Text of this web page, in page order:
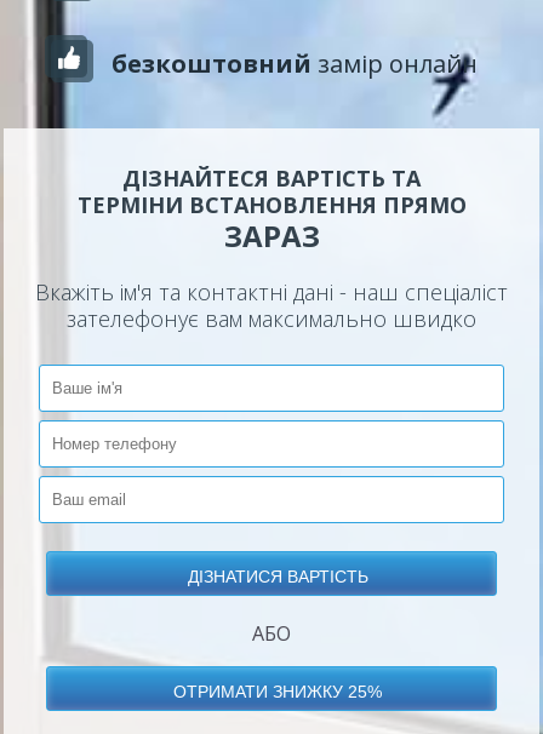
безкоштовний замір онлайн
ДІЗНАЙТЕСЯ ВАРТІСТЬ ТА
ТЕРМІНИ ВСТАНОВЛЕННЯ ПРЯМО
ЗАРАЗ
Вкажіть ім'я та контактні дані - наш спеціаліст
зателефонує вам максимально швидко
АБО